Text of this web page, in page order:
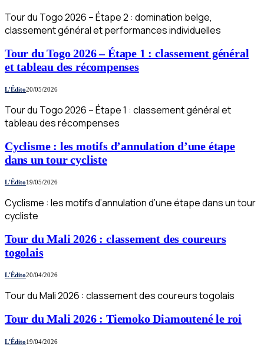
Tour du Togo 2026 – Étape 2 : domination belge,
classement général et performances individuelles
Tour du Togo 2026 – Étape 1 : classement général
et tableau des récompenses
L'Édito20/05/2026
Tour du Togo 2026 – Étape 1 : classement général et
tableau des récompenses
Cyclisme : les motifs d’annulation d’une étape
dans un tour cycliste
L'Édito19/05/2026
Cyclisme : les motifs d’annulation d’une étape dans un tour
cycliste
Tour du Mali 2026 : classement des coureurs
togolais
L'Édito20/04/2026
Tour du Mali 2026 : classement des coureurs togolais
Tour du Mali 2026 : Tiemoko Diamoutené le roi
L'Édito19/04/2026